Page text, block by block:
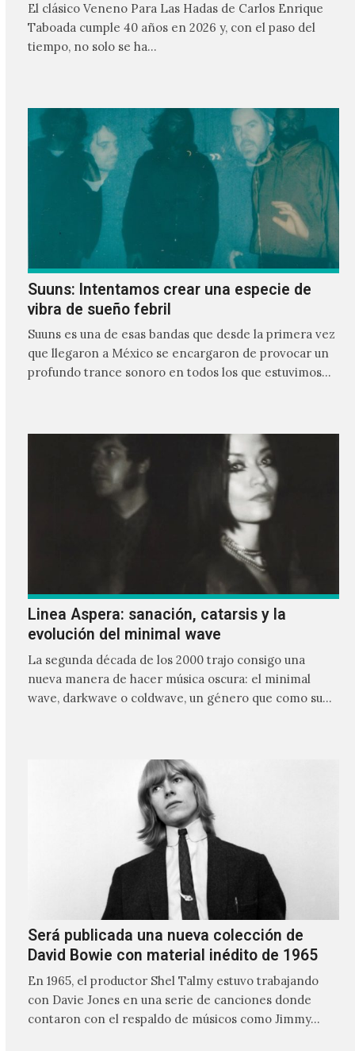
El clásico Veneno Para Las Hadas de Carlos Enrique
Taboada cumple 40 años en 2026 y, con el paso del
tiempo, no solo se ha…
Suuns: Intentamos crear una especie de
vibra de sueño febril
Suuns es una de esas bandas que desde la primera vez
que llegaron a México se encargaron de provocar un
profundo trance sonoro en todos los que estuvimos
Linea Aspera: sanación, catarsis y la
evolución del minimal wave
La segunda década de los 2000 trajo consigo una
nueva manera de hacer música oscura: el minimal
wave, darkwave o coldwave, un género que como su
Será publicada una nueva colección de
David Bowie con material inédito de 1965
En 1965, el productor Shel Talmy estuvo trabajando
con Davie Jones en una serie de canciones donde
contaron con el respaldo de músicos como Jimmy…